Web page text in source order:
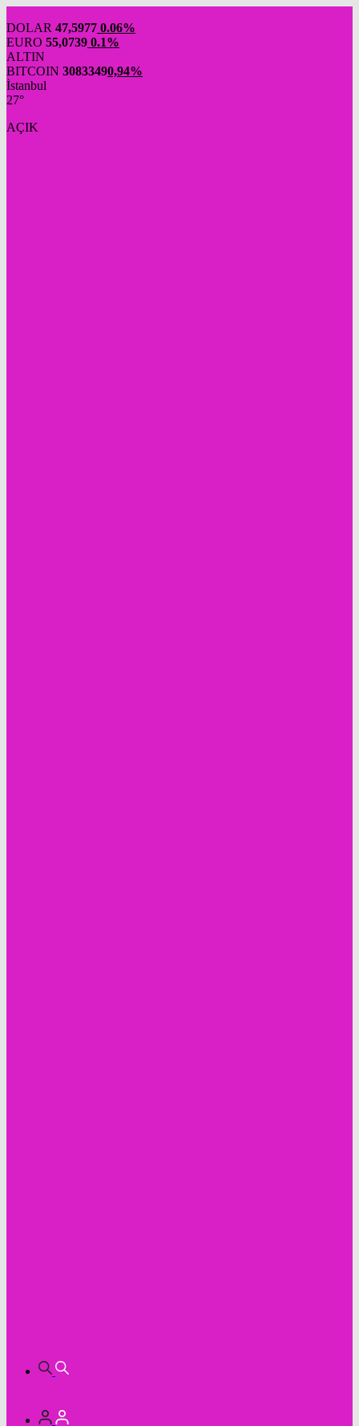
DOLAR 47,5977 0.06%
EURO 55,0739 0.1%
ALTIN
BITCOIN 30833490,94%
İstanbul
27°
AÇIK